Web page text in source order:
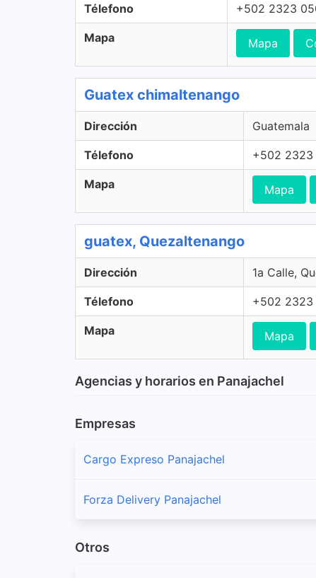
Télefono +502 2323
Mapa Mapa
Guatex chimaltenango
Dirección Guatemala
Télefono +502 2323
Mapa Mapa
guatex, Quezaltenango
Dirección 1a Calle,
Télefono +502 2323
Mapa Mapa
Agencias y horarios en Panajachel
Empresas
Cargo Expreso Panajachel
Forza Delivery Panajachel
Otros